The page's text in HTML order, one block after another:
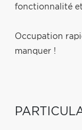
fonctionnalité
Occupation
manquer !